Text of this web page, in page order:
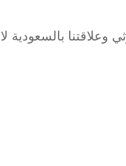
بالسعودية لا